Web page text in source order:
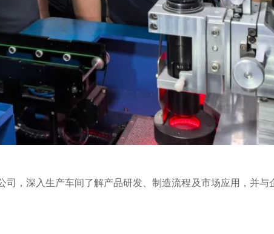
深入生产车间了解产品研发、制造流程及市场应用，并与